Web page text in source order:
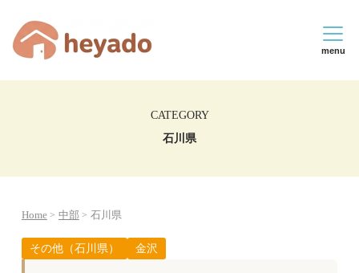
menu
CATEGORY
石川県
Home 中部 石川県
その他（石川県） 金沢